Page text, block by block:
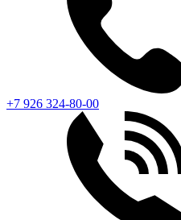
+7 926 324-80-00